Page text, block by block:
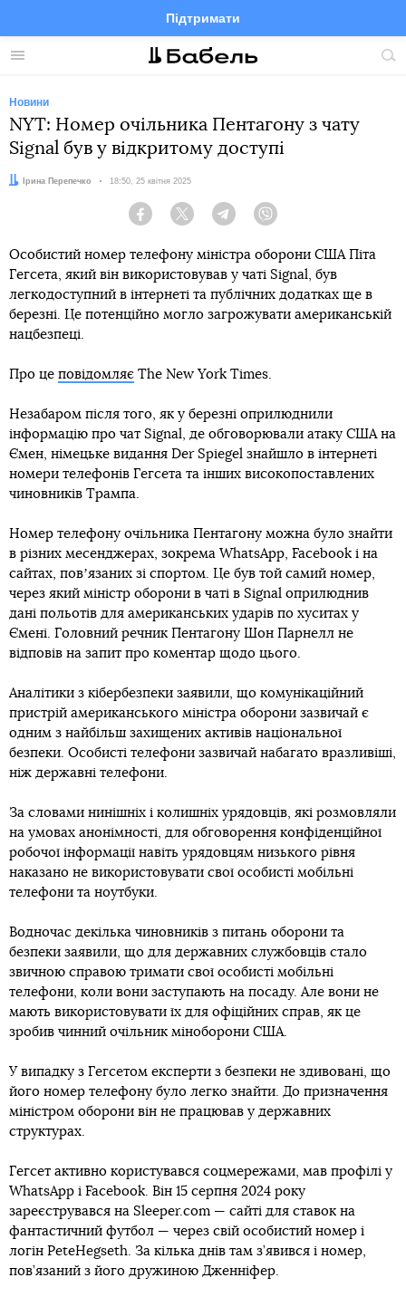
Меню
Підтримати
FacebookTelegramTwitter
Новини
NYT: Номер очільника Пентагону з чату
Signal був у відкритому доступі
Автор:Ірина Перепечко Дата:
18:50, 25 квітня 2025
Facebook Twitter Telegram
Особистий номер телефону міністра оборони США Піта
Гегсета, який він використовував у чаті Signal, був
легкодоступний в інтернеті та публічних додатках ще в
березні. Це потенційно могло загрожувати американській
нацбезпеці.
Про це повідомляє The New York Times.
Незабаром після того, як у березні оприлюднили
інформацію про чат Signal, де обговорювали атаку США на
Ємен, німецьке видання Der Spiegel знайшло в інтернеті
номери телефонів Гегсета та інших високопоставлених
чиновників Трампа.
Номер телефону очільника Пентагону можна було знайти
в різних месенджерах, зокрема WhatsApp, Facebook і на
сайтах, повʼязаних зі спортом. Це був той самий номер,
через який міністр оборони в чаті в Signal оприлюднив
дані польотів для американських ударів по хуситах у
Ємені. Головний речник Пентагону Шон Парнелл не
відповів на запит про коментар щодо цього.
Аналітики з кібербезпеки заявили, що комунікаційний
пристрій американського міністра оборони зазвичай є
одним з найбільш захищених активів національної
безпеки. Особисті телефони зазвичай набагато вразливіші,
ніж державні телефони.
За словами нинішніх і колишніх урядовців, які розмовляли
на умовах анонімності, для обговорення конфіденційної
робочої інформації навіть урядовцям низького рівня
наказано не використовувати свої особисті мобільні
телефони та ноутбуки.
Водночас декілька чиновників з питань оборони та
безпеки заявили, що для державних службовців стало
звичною справою тримати свої особисті мобільні
телефони, коли вони заступають на посаду. Але вони не
мають використовувати їх для офіційних справ, як це
зробив чинний очільник міноборони США.
У випадку з Гегсетом експерти з безпеки не здивовані, що
його номер телефону було легко знайти. До призначення
міністром оборони він не працював у державних
структурах.
Гегсет активно користувався соцмережами, мав профілі у
WhatsApp і Facebook. Він 15 серпня 2024 року
зареєструвався на Sleeper.com — сайті для ставок на
фантастичний футбол — через свій особистий номер і
логін PeteHegseth. За кілька днів там з’явився і номер,
пов’язаний з його дружиною Дженніфер.